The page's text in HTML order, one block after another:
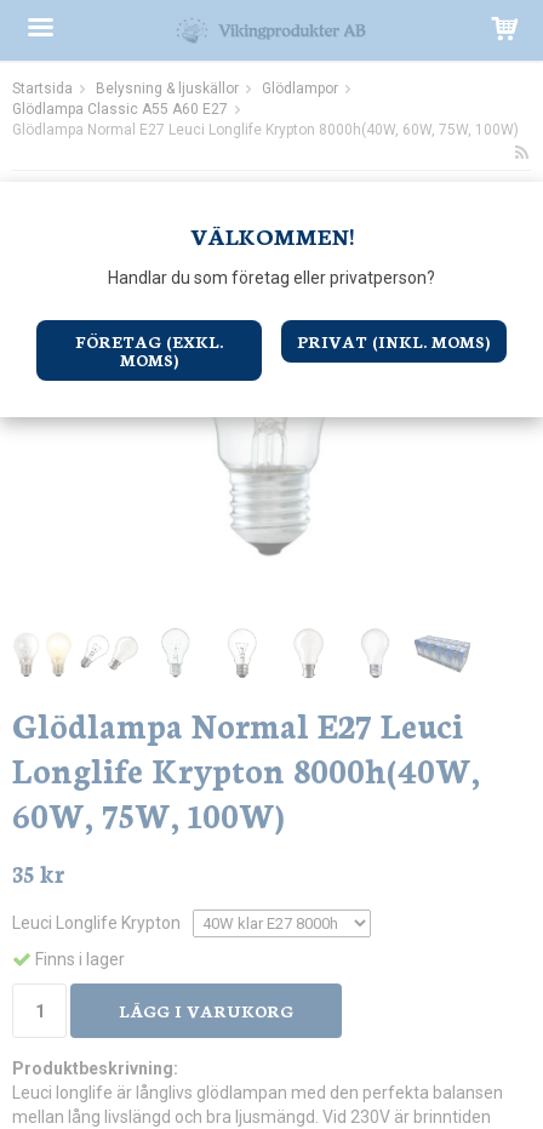
VÄLKOMMEN!
Handlar du som företag eller privatperson?
FÖRETAG (EXKL.
MOMS)
PRIVAT (INKL. MOMS)
Produkten har blivit tillagd i varukorgen
Startsida Belysning & ljuskällor
Glödlampor
Glödlampa Classic A55 A60 E27
Glödlampa Normal E27 Leuci Longlife Krypton 8000h(40W, 60W, 75W, 100W)
Glödlampa Normal E27 Leuci
Longlife Krypton 8000h(40W,
60W, 75W, 100W)
35 kr
Leuci Longlife Krypton
Finns i lager
LÄGG I VARUKORG
Produktbeskrivning:
Leuci longlife är långlivs glödlampan med den perfekta balansen
mellan lång livslängd och bra ljusmängd. Vid 230V är brinntiden